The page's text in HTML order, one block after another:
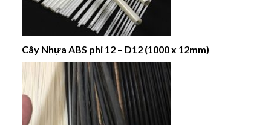
Cây Nhựa ABS phi 12 – D12 (1000 x 12mm)